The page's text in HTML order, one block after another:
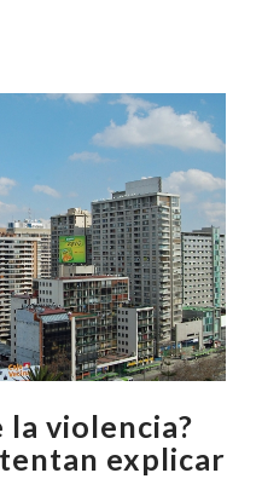
la violencia?
explicar